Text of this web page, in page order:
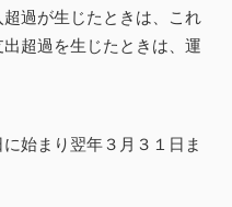
過が生じたときは、これ
超過を生じたときは、運
始まり翌年３月３１日ま